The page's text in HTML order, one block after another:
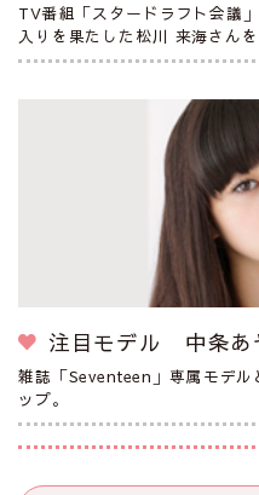
TV番組「スタードラフト会議
入りを果たした松川 来海さんを
注目モデル 中条あ
雑誌「Seventeen」専属モデル
ップ。